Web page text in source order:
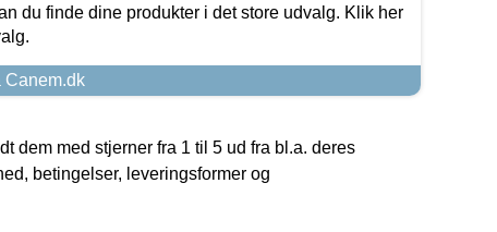
du finde dine produkter i det store udvalg. Klik her
Canem.dk
dem med stjerner fra 1 til 5 ud fra bl.a. deres
betingelser, leveringsformer og